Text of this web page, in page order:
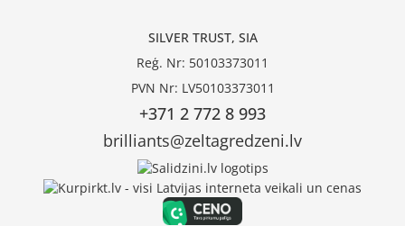
SILVER TRUST, SIA
Reģ. Nr: 50103373011
PVN Nr: LV50103373011
+371 2 772 8 993
brilliants@zeltagredzeni.lv